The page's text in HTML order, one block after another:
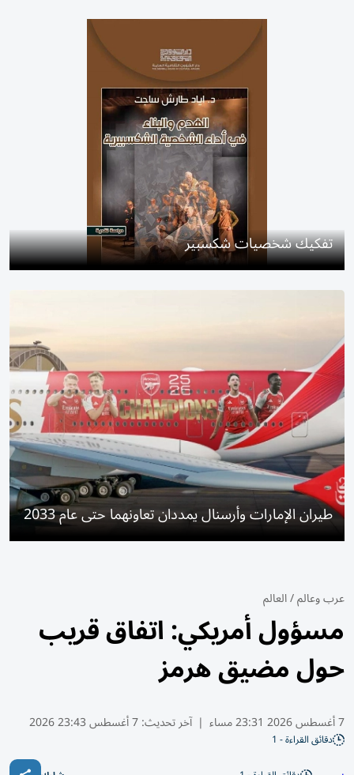
تفكيك شخصيات شكسبير
طيران الإمارات وأرسنال يمددان تعاونهما حتى عام 2033
عرب وعالم/العالم
مسؤول أمريكي: اتفاق قريب
حول مضيق هرمز
7 أغسطس 2026 23:31 مساء | آخر تحديث:7 أغسطس 23:43 2026
دقائق القراءة - 1